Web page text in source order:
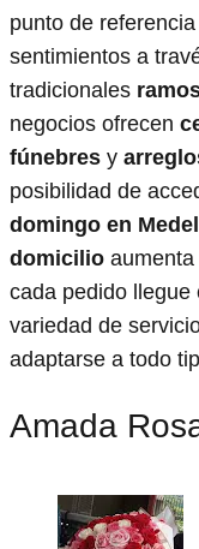
punto de
sentimientos a
tradicionales
negocios ofrecen
fúnebres y
posibilidad de
domingo en
domicilio
cada pedido llegue
variedad de
adaptarse a todo
Amada